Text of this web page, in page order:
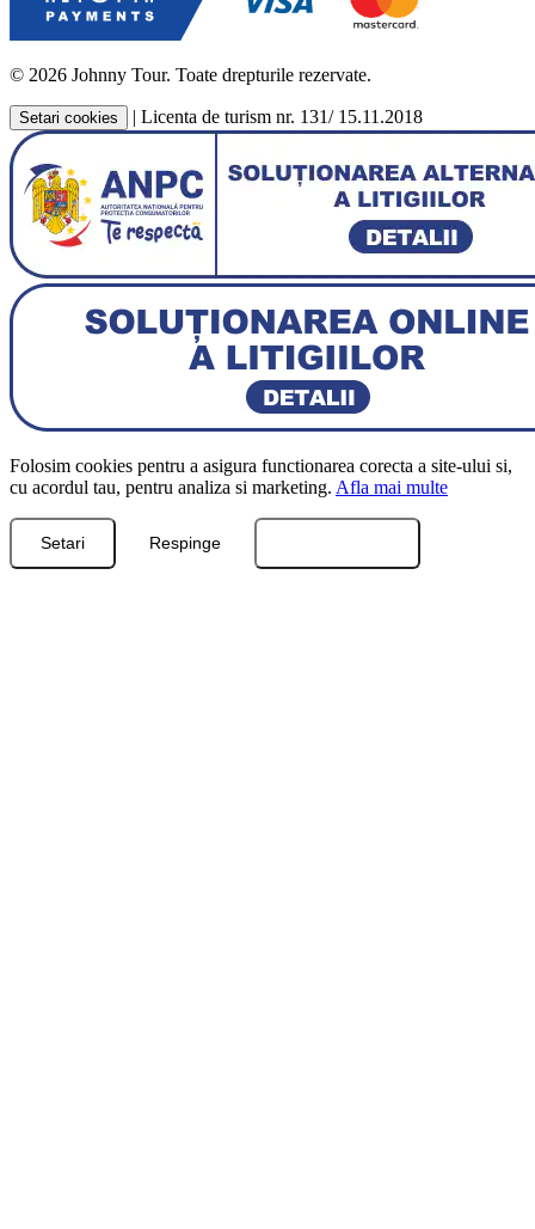
© 2026 Johnny Tour. Toate drepturile rezervate.
Setari cookies | Licenta de turism nr. 131/ 15.11.2018
Folosim cookies pentru a asigura functionarea corecta a site-ului si,
cu acordul tau, pentru analiza si marketing. Afla mai multe
Setari Respinge